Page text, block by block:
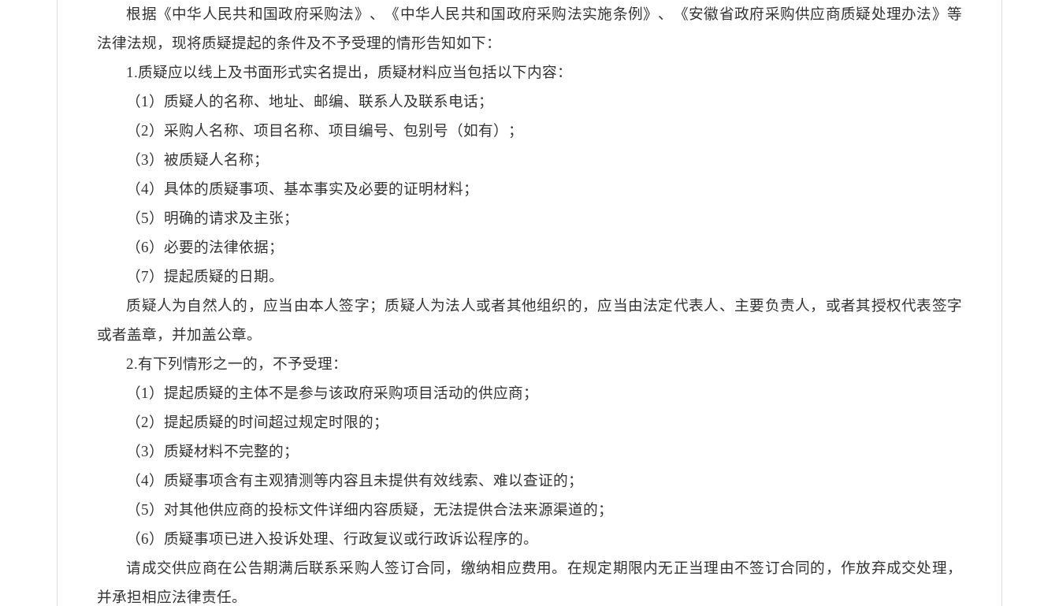
根据《中华人民共和国政府采购法》、《中华人民共和国政府采购法实施条例》、《安徽省政府采购供应商质疑处理办法》等
法律法规，现将质疑提起的条件及不予受理的情形告知如下：
1.质疑应以线上及书面形式实名提出，质疑材料应当包括以下内容：
（1）质疑人的名称、地址、邮编、联系人及联系电话；
（2）采购人名称、项目名称、项目编号、包别号（如有）；
（3）被质疑人名称；
（4）具体的质疑事项、基本事实及必要的证明材料；
（5）明确的请求及主张；
（6）必要的法律依据；
（7）提起质疑的日期。
质疑人为自然人的，应当由本人签字；质疑人为法人或者其他组织的，应当由法定代表人、主要负责人，或者其授权代表签字
或者盖章，并加盖公章。
2.有下列情形之一的，不予受理：
（1）提起质疑的主体不是参与该政府采购项目活动的供应商；
（2）提起质疑的时间超过规定时限的；
（3）质疑材料不完整的；
（4）质疑事项含有主观猜测等内容且未提供有效线索、难以查证的；
（5）对其他供应商的投标文件详细内容质疑，无法提供合法来源渠道的；
（6）质疑事项已进入投诉处理、行政复议或行政诉讼程序的。
请成交供应商在公告期满后联系采购人签订合同，缴纳相应费用。在规定期限内无正当理由不签订合同的，作放弃成交处理，
并承担相应法律责任。